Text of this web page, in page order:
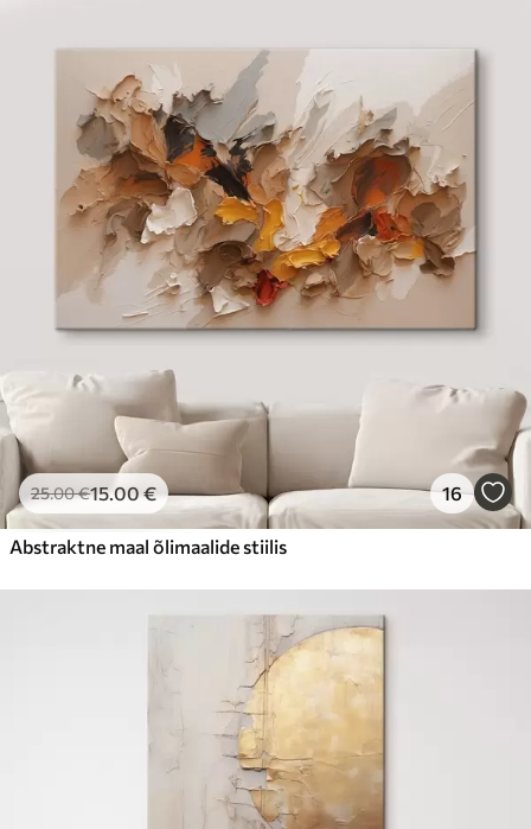
25.00€15.00€ 16
Abstraktne maal õlimaalide stiilis